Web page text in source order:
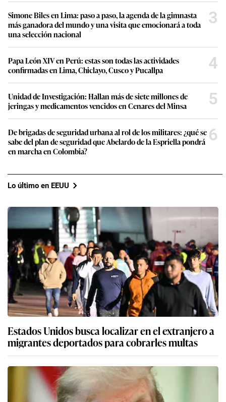
Simone Biles en Lima: paso a paso, la agenda de la gimnasta
más ganadora del mundo y una visita que emocionará a toda
una selección nacional
3
Papa León XIV en Perú: estas son todas las actividades
confirmadas en Lima, Chiclayo, Cusco y Pucallpa
4
Unidad de Investigación: Hallan más de siete millones de
jeringas y medicamentos vencidos en Cenares del Minsa
5
De brigadas de seguridad urbana al rol de los militares: ¿qué se
sabe del plan de seguridad que Abelardo de la Espriella pondrá
en marcha en Colombia?
6
Lo último en EEUU
Estados Unidos busca localizar en el extranjero a
migrantes deportados para cobrarles multas